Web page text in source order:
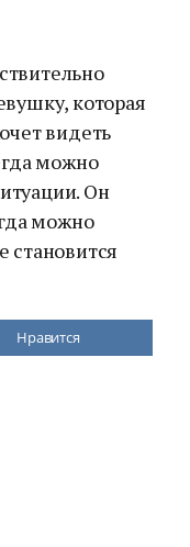
которая
видеть
можно
Он
можно
становится
Нравится